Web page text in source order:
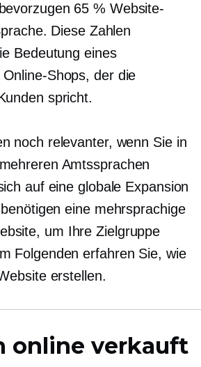
65 % Website-
Diese Zahlen
Bedeutung eines
Shops, der die
spricht.
noch relevanter, wenn Sie in
Amtssprachen
auf eine globale Expansion
eine mehrsprachige
um Ihre Zielgruppe
Folgenden erfahren Sie, wie
erstellen.
online verkauft